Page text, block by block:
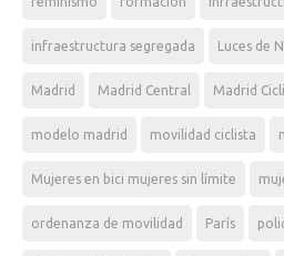
infraestructura segregada Luces de
Madrid Madrid Central Madrid
modelo madrid movilidad ciclista
Mujeres en bici mujeres sin límite
ordenanza de movilidad París